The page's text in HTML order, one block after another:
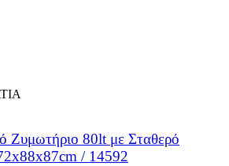
Ζυμωτήριο 80lt με Σταθερό
/ 14592